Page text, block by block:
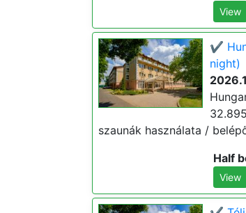
View
✔️
night)
szaunák használata /
Half
View